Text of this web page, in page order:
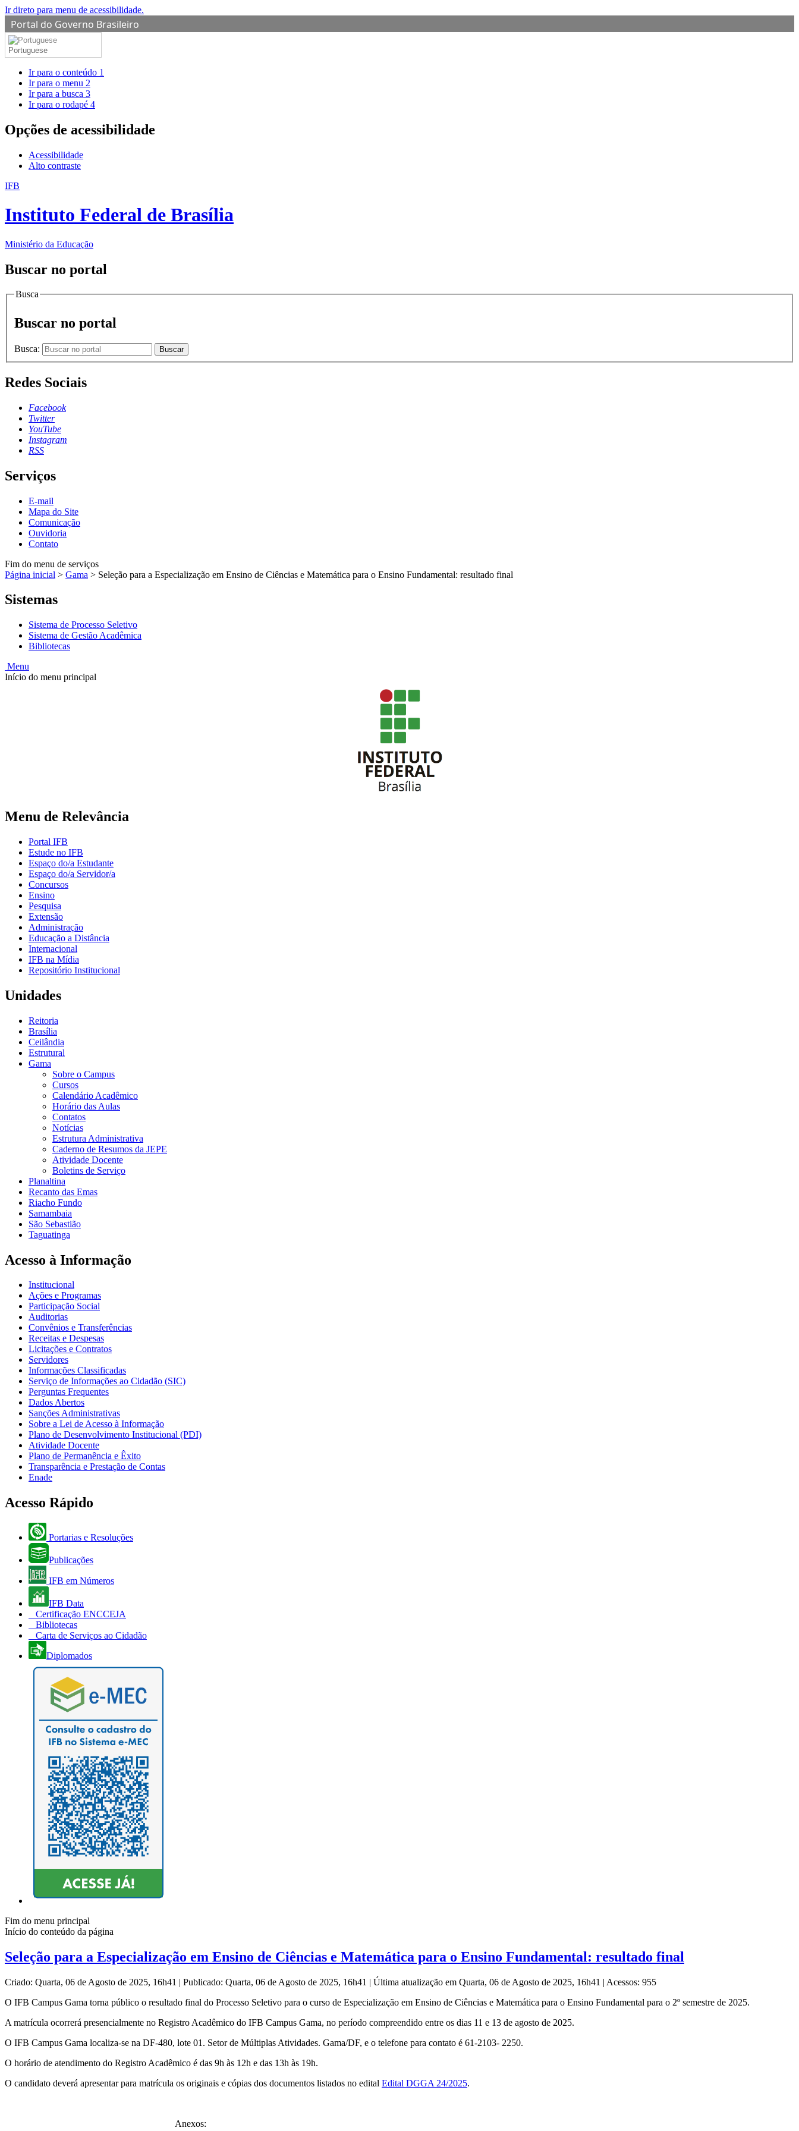
Ir direto para menu de acessibilidade.
Portal do Governo Brasileiro
Portuguese
Ir para o conteúdo 1
Ir para o menu 2
Ir para a busca 3
Ir para o rodapé 4
Opções de acessibilidade
Acessibilidade
Alto contraste
IFB
Instituto Federal de Brasília
Ministério da Educação
Buscar no portal
Busca
Buscar no portal
Busca: Buscar
Redes Sociais
Facebook
Twitter
YouTube
Instagram
RSS
Serviços
E-mail
Mapa do Site
Comunicação
Ouvidoria
Contato
Fim do menu de serviços
Página inicial > Gama > Seleção para a Especialização em Ensino de Ciências e Matemática para o Ensino Fundamental: resultado final
Sistemas
Sistema de Processo Seletivo
Sistema de Gestão Acadêmica
Bibliotecas
Menu
Início do menu principal
Menu de Relevância
Portal IFB
Estude no IFB
Espaço do/a Estudante
Espaço do/a Servidor/a
Concursos
Ensino
Pesquisa
Extensão
Administração
Educação a Distância
Internacional
IFB na Mídia
Repositório Institucional
Unidades
Reitoria
Brasília
Ceilândia
Estrutural
Gama
Sobre o Campus
Cursos
Calendário Acadêmico
Horário das Aulas
Contatos
Notícias
Estrutura Administrativa
Caderno de Resumos da JEPE
Atividade Docente
Boletins de Serviço
Planaltina
Recanto das Emas
Riacho Fundo
Samambaia
São Sebastião
Taguatinga
Acesso à Informação
Institucional
Ações e Programas
Participação Social
Auditorias
Convênios e Transferências
Receitas e Despesas
Licitações e Contratos
Servidores
Informações Classificadas
Serviço de Informações ao Cidadão (SIC)
Perguntas Frequentes
Dados Abertos
Sanções Administrativas
Sobre a Lei de Acesso à Informação
Plano de Desenvolvimento Institucional (PDI)
Atividade Docente
Plano de Permanência e Êxito
Transparência e Prestação de Contas
Enade
Acesso Rápido
Portarias e Resoluções
Publicações
IFB em Números
IFB Data
Certificação ENCCEJA
Bibliotecas
Carta de Serviços ao Cidadão
Diplomados
Fim do menu principal
Início do conteúdo da página
Seleção para a Especialização em Ensino de Ciências e Matemática para o Ensino Fundamental: resultado final
Criado: Quarta, 06 de Agosto de 2025, 16h41 | Publicado: Quarta, 06 de Agosto de 2025, 16h41 | Última atualização em Quarta, 06 de Agosto de 2025, 16h41 | Acessos: 955
O IFB Campus Gama torna público o resultado final do Processo Seletivo para o curso de Especialização em Ensino de Ciências e Matemática para o Ensino Fundamental para o 2º semestre de 2025.
A matrícula ocorrerá presencialmente no Registro Acadêmico do IFB Campus Gama, no período compreendido entre os dias 11 e 13 de agosto de 2025.
O IFB Campus Gama localiza-se na DF-480, lote 01. Setor de Múltiplas Atividades. Gama/DF, e o telefone para contato é 61-2103- 2250.
O horário de atendimento do Registro Acadêmico é das 9h às 12h e das 13h às 19h.
O candidato deverá apresentar para matrícula os originais e cópias dos documentos listados no edital Edital DGGA 24/2025.
Anexos: